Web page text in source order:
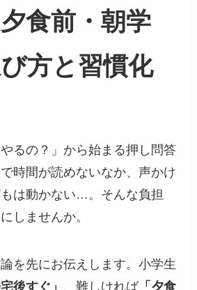
食前・朝学
方と習慣化
るの？」から始まる押し問答
時間が読めないなか、声かけ
は動かない…。そんな負担
しませんか。
を先にお伝えします。小学生
後すぐ」 、難しければ「夕食